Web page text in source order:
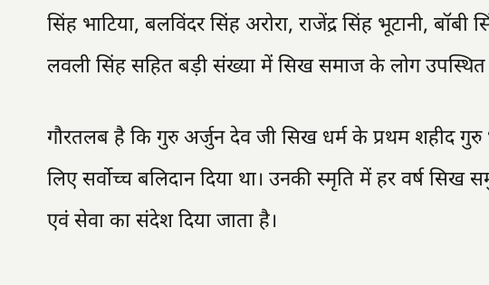
सिंह भाटिया, बलविंदर सिंह अरोरा, राजेंद्र सिंह भूटानी,
लवली सिंह सहित बड़ी संख्या में सिख समाज के लोग उपस्थित
गौरतलब है कि गुरु अर्जुन देव जी सिख धर्म के प्रथम शहीद गुरु
लिए सर्वोच्च बलिदान दिया था। उनकी स्मृति में हर वर्ष सिख
एवं सेवा का संदेश दिया जाता है।